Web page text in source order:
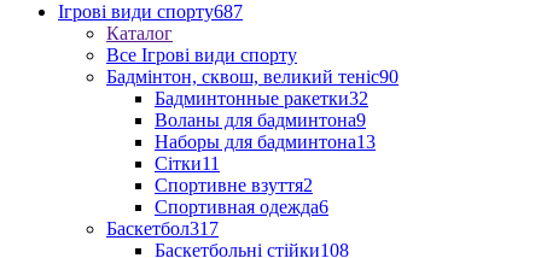
Ігрові види спорту687
Каталог
Все Ігрові види спорту
Бадмінтон, сквош, великий теніс90
Бадминтонные ракетки32
Воланы для бадминтона9
Наборы для бадминтона13
Сітки11
Спортивне взуття2
Спортивная одежда6
Баскетбол317
Баскетбольні стійки108